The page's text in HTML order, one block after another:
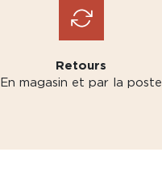
Retours
En magasin et par la poste